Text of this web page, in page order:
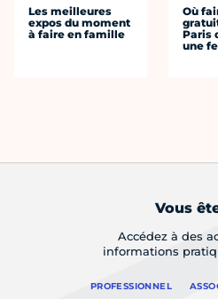
Les meilleures
expos du moment
à faire en famille
Où
Paris
une
Vous
Accédez à des
informations
PROFESSIONNEL